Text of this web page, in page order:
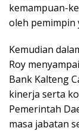
kemampuan-
oleh pemimpin
Kemudian
Roy
Bank Kalteng
kinerja serta
Pemerintah
masa jabatan